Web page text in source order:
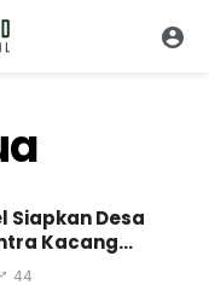
Siapkan Desa
Kacang…
44